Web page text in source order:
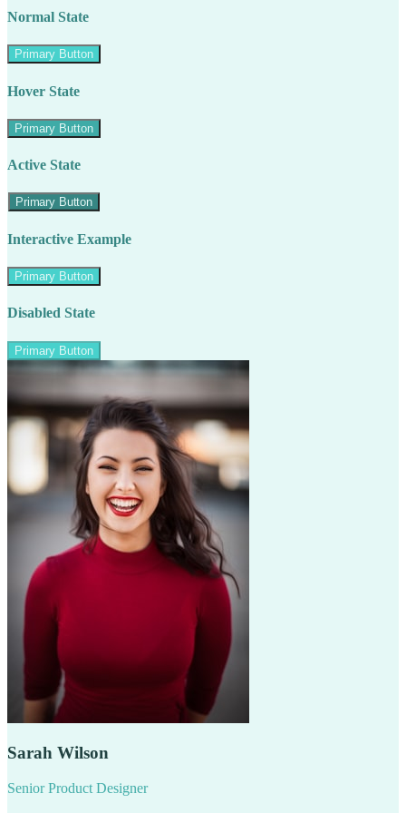
Normal State
Primary Button
Hover State
Primary Button
Active State
Primary Button
Interactive Example
Primary Button
Disabled State
Primary Button
Sarah Wilson
Senior Product Designer